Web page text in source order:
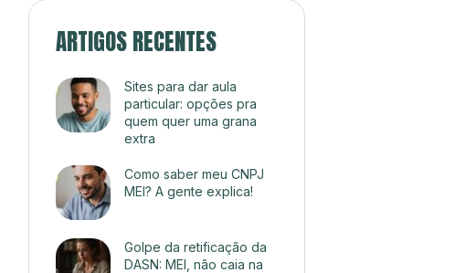
ARTIGOS RECENTES
Sites para dar aula
particular: opções pra
quem quer uma grana
extra
Como saber meu CNPJ
MEI? A gente explica!
Golpe da retificação da
DASN: MEI, não caia na